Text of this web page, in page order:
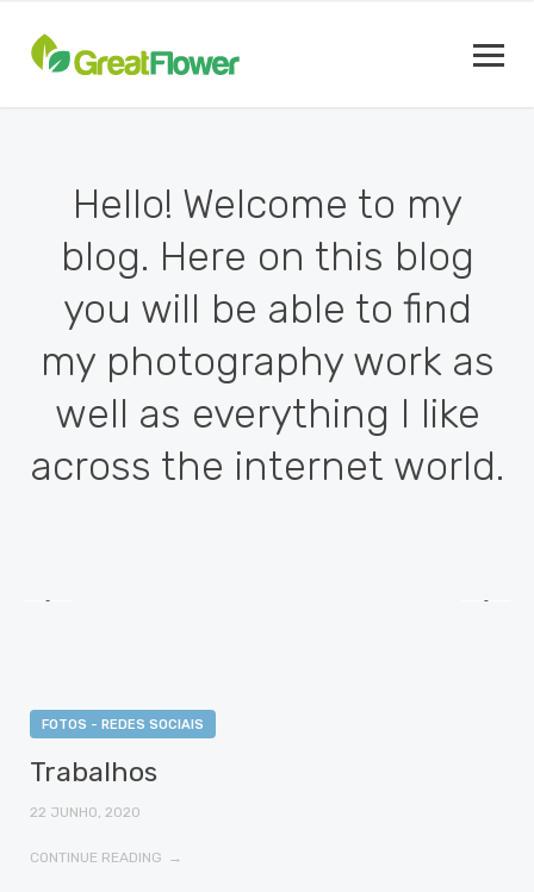
Hello! Welcome to my
blog. Here on this blog
you will be able to find
my photography work as
well as everything I like
across the internet world.
FOTOS - REDES SOCIAIS
Trabalhos
FOTOS - REDES SOCIAIS
Trabalhos
22 JUNHO, 2020
CONTINUE READING